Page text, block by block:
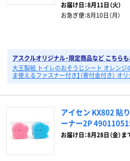
お届け日：8月11日（火）
お急ぎ便：8月10日（月）
アスクルオリジナル・限定商品など こちら
大王製紙 トイレのおそうじシート オレンジ
ま使えるファスナー付き】（寄付金付き） オ
アイセン KX802 貼
ーナー2P
お届け日：8月28日（金）ま